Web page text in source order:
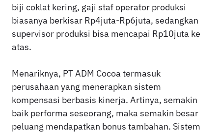
biji coklat kering, gaji staf operator produksi
biasanya berkisar Rp4juta-Rp6juta, sedangkan
supervisor produksi bisa mencapai Rp10juta ke
atas.
Menariknya, PT ADM Cocoa termasuk
perusahaan yang menerapkan sistem
kompensasi berbasis kinerja. Artinya, semakin
baik performa seseorang, maka semakin besar
peluang mendapatkan bonus tambahan. Sistem